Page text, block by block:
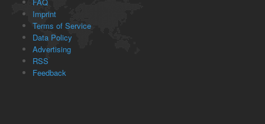
FAQ
Imprint
Terms of Service
Data Policy
Advertising
RSS
Feedback